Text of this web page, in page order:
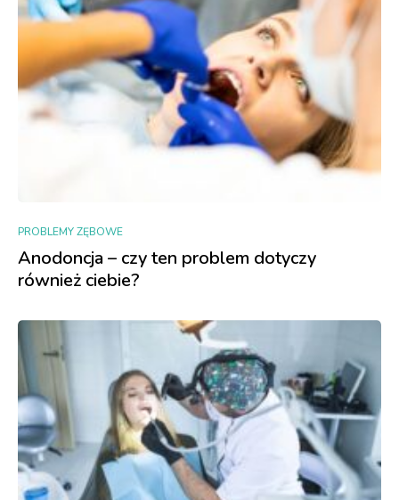
PROBLEMY ZĘBOWE
Anodoncja – czy ten problem dotyczy
również ciebie?